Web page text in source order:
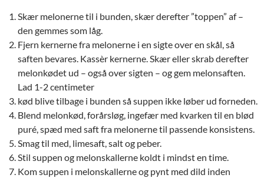
Skær melonerne til i bunden, skær derefter ”toppen” af –
den gemmes som låg.
Fjern kernerne fra melonerne i en sigte over en skål, så
saften bevares. Kassèr kernerne. Skær eller skrab derefter
melonkødet ud – også over sigten – og gem melonsaften.
Lad 1-2 centimeter
kød blive tilbage i bunden så suppen ikke løber ud forneden.
Blend melonkød, forårsløg, ingefær med kvarken til en blød
puré, spæd med saft fra melonerne til passende konsistens.
Smag til med, limesaft, salt og peber.
Stil suppen og melonskallerne koldt i mindst en time.
Kom suppen i melonskallerne og pynt med dild inden